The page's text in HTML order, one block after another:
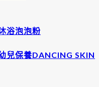
浴泡泡粉
兒保養DANCING SKIN